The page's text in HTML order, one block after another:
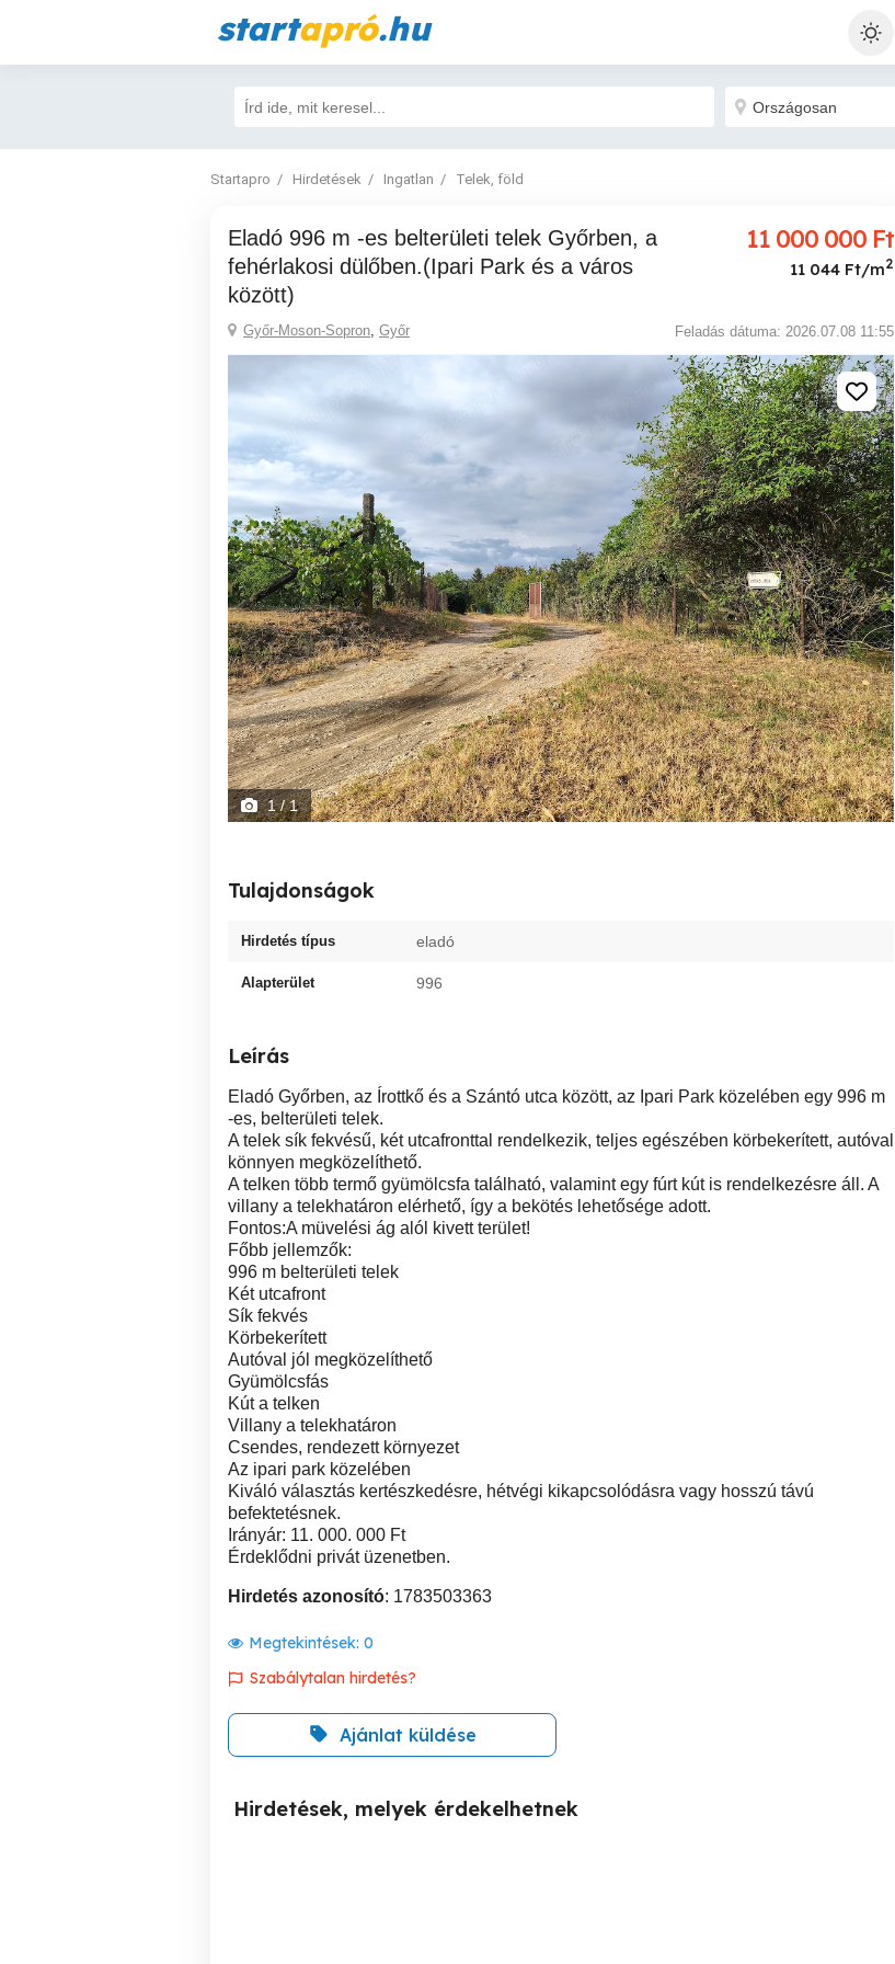
startapró.hu
Startapro Hirdetések Ingatlan Telek, föld
Eladó 996 m -es belterületi telek Győrben, a
fehérlakosi dülőben.(Ipari Park és a város
között)
11 000 000 Ft
11 044 Ft/m2
Győr-Moson-Sopron, Győr Feladás dátuma: 2026.07.08 11:55
1/ 1
Tulajdonságok
Hirdetés típus eladó
Alapterület 996
Leírás
Eladó Győrben, az Írottkő és a Szántó utca között, az Ipari Park közelében egy 996 m
-es, belterületi telek.
A telek sík fekvésű, két utcafronttal rendelkezik, teljes egészében körbekerített, autóval
könnyen megközelíthető.
A telken több termő gyümölcsfa található, valamint egy fúrt kút is rendelkezésre áll. A
villany a telekhatáron elérhető, így a bekötés lehetősége adott.
Fontos:A müvelési ág alól kivett terület!
Főbb jellemzők:
996 m belterületi telek
Két utcafront
Sík fekvés
Körbekerített
Autóval jól megközelíthető
Gyümölcsfás
Kút a telken
Villany a telekhatáron
Csendes, rendezett környezet
Az ipari park közelében
Kiváló választás kertészkedésre, hétvégi kikapcsolódásra vagy hosszú távú
befektetésnek.
Irányár: 11. 000. 000 Ft
Érdeklődni privát üzenetben.
Hirdetés azonosító: 1783503363
Megtekintések: 0
Szabálytalan hirdetés?
Ajánlat küldése
Hirdetések, melyek érdekelhetnek